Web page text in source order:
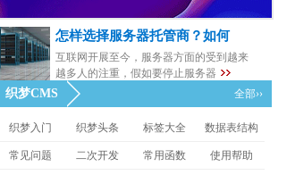
怎样选择服务器托管商？如何
互联网开展至今，服务器方面的受到越来
越多人的注重，假如要停止服务器
织梦CMS 全部››
织梦入门 织梦头条 标签大全 数据表结构
常见问题 二次开发 常用函数 使用帮助